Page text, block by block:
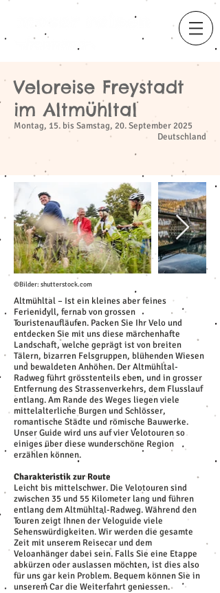
Veloreise Freystadt
im Altmühltal
Montag, 15. bis Samstag, 20. September 2025
​
Deutschland
©Bilder: shutterstock.com
Altmühltal – Ist ein kleines aber feines
Ferienidyll, fernab von grossen
Touristenaufläufen. Packen Sie Ihr Velo und
entdecken Sie mit uns diese märchenhafte
Landschaft, welche geprägt ist von breiten
Tälern, bizarren Felsgruppen, blühenden Wiesen
und bewaldeten Anhöhen. Der Altmühltal-
Radweg führt grösstenteils eben, und in grosser
Entfernung des Strassenverkehrs, dem Flusslauf
entlang. Am Rande des Weges liegen viele
mittelalterliche Burgen und Schlösser,
romantische Städte und römische Bauwerke.
Unser Guide wird uns auf vier Velotouren so
einiges über diese wunderschöne Region
erzählen können.
Charakteristik zur Route
Leicht bis mittelschwer. Die Velotouren sind
zwischen 35 und 55 Kilometer lang und führen
entlang dem Altmühltal-Radweg. Während den
Touren zeigt Ihnen der Veloguide viele
Sehenswürdigkeiten. Wir werden die gesamte
Zeit mit unserem Reisecar und dem
Veloanhänger dabei sein. Falls Sie eine Etappe
abkürzen oder auslassen möchten, ist dies also
für uns gar kein Problem. Bequem können Sie in
unserem Car die Weiterfahrt geniessen.